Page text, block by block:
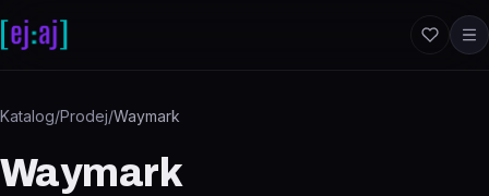
Katalog/Prodej/Waymark
Waymark